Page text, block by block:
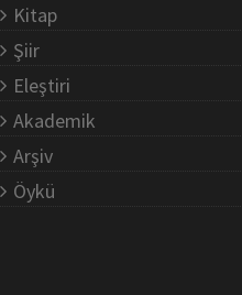
Kitap
Şiir
Eleştiri
Akademik
Arşiv
Öykü